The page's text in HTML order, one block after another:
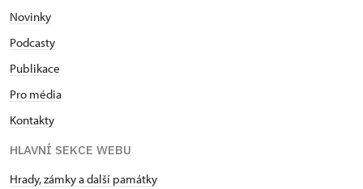
Novinky
Podcasty
Publikace
Pro média
Kontakty
HLAVNÍ SEKCE WEBU
Hrady, zámky a další památky